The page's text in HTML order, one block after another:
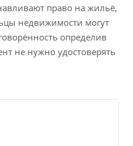
право на жильё,
недвижимости могут
определив
не нужно удостоверять